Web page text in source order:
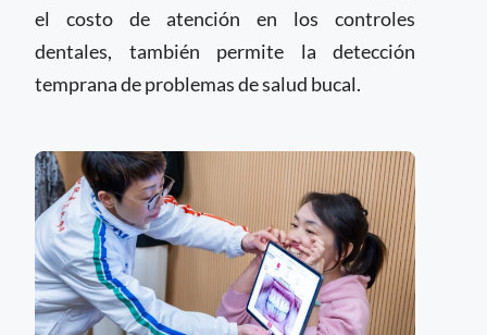
el costo de atención en los controles
dentales, también permite la detección
temprana de problemas de salud bucal.